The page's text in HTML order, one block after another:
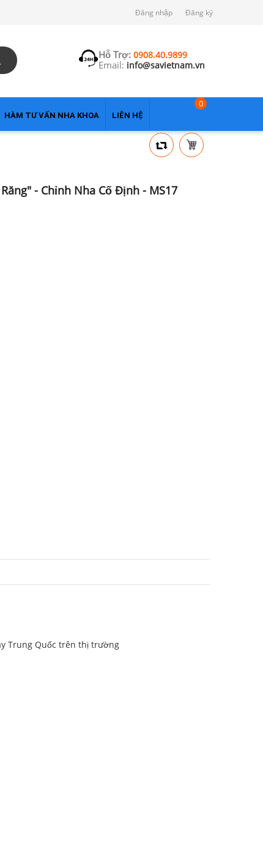
Đăng nhập Đăng ký
Hỗ Trợ:0908.40.9899
Email: info@savietnam.vn
HÀM TƯ VẤN NHA KHOA LIÊN HỆ
0
- Chỉnh Nha Cố Định - MS17
Trung Quốc trên thị trường